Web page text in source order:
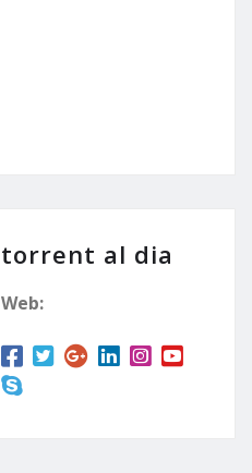
torrent al dia
Web: